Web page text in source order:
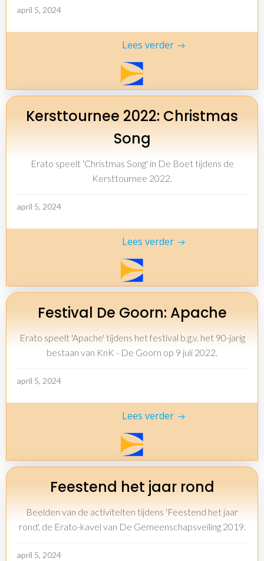
april 5, 2024
Lees verder
Kersttournee 2022: Christmas
Song
Erato speelt 'Christmas Song' in De Boet tijdens de
Kersttournee 2022.
april 5, 2024
Lees verder
Festival De Goorn: Apache
Erato speelt 'Apache' tijdens het festival b.g.v. het 90-jarig
bestaan van KnK - De Goorn op 9 juli 2022.
april 5, 2024
Lees verder
Feestend het jaar rond
Beelden van de activiteiten tijdens 'Feestend het jaar
rond', de Erato-kavel van De Gemeenschapsveiling 2019.
april 5, 2024